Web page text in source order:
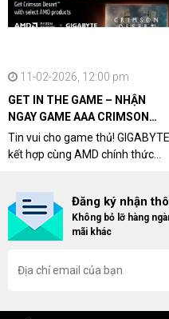
11-02-2026, 12:00 pm
GET IN THE GAME – NHẬN
NGAY GAME AAA CRIMSON
DESERT CÙNG GIGABYTE &
AMD
Tin vui cho game thủ! GIGABYTE
kết hợp cùng AMD chính thức
khách hàng sở hữu VGA Radeon
RX 9070 / RX 9070 XT.
Đăng ký nhận
Không bỏ lỡ hàng
mãi khác